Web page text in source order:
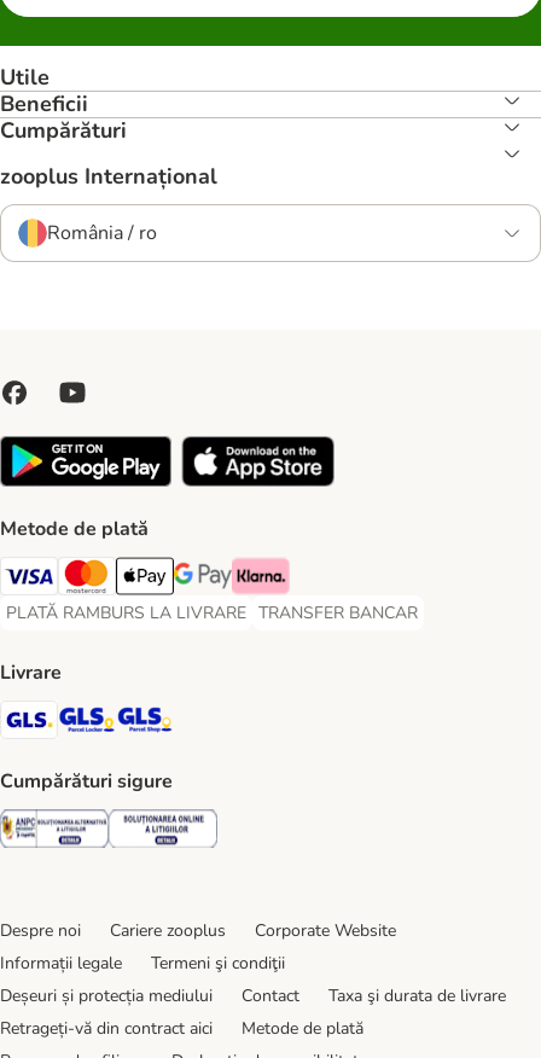
Utile
Beneficii
Cumpărături
zooplus Internațional
România / ro
Metode de plată
Visa Payment Method
Master Card Payment Method
Apple Pay Payment Method
Google Pay Payment Method
Klarna Payment Method
PLATĂ RAMBURS LA LIVRARE
PLATĂ RAMBURS LA LIVRARE Payment Method
TRANSFER BANCAR
TRANSFER BANCAR Payment
Livrare
GLS Shipping Method
GLS Locker Shipping Method
Cumpărături sigure
Security Security
Despre noi Cariere zooplus
Corporate Website
Informații legale
Termeni şi condiţii
Deșeuri și protecția mediului
Contact
Taxa şi durata de livrare
Retrageți-vă din contract aici
Metode de plată